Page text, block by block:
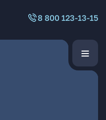
8 800 123-13-15